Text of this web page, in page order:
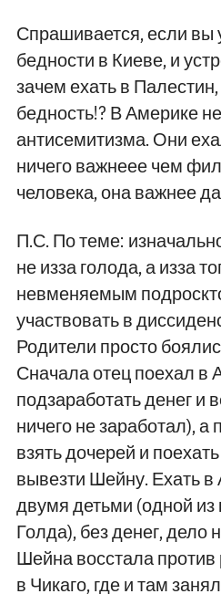
Спрашивается, если вы
бедности в Киеве, и
зачем ехать в
бедность!? В Америке
антисемитизма. Они
ничего важнеее чем
человека, она важнее
П.С. По теме:
не изза голода, а изза
невменяемым
участвовать в
Родители просто
Сначала отец поехал в
подзаработать денег и
ничего не заработал),
взять дочерей и
вывезти Шейну. Ехать
двумя детьми (одной из
Голда), без денег, дело
Шейна восстала против
в Чикаго, где и там